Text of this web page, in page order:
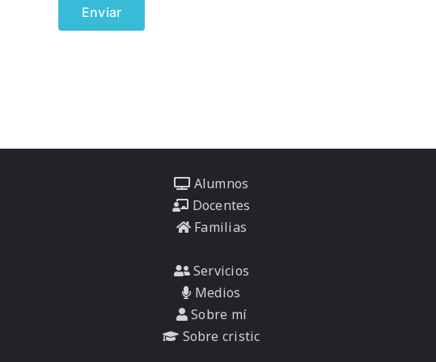
Alumnos
Docentes
Familias
Servicios
Medios
Sobre mí
Sobre cristic